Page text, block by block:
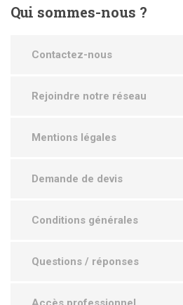
Qui sommes-nous ?
Contactez-nous
Rejoindre notre réseau
Mentions légales
Demande de devis
Conditions générales
Questions / réponses